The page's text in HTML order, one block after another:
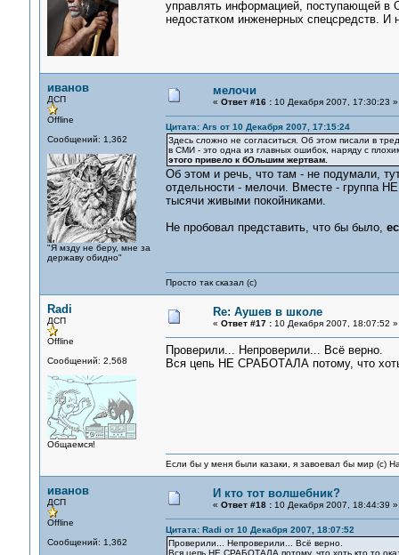
управлять информацией, поступающей в
недостатком инженерных спецсредств. И
иванов
ДСП
Offline
Сообщений: 1,362
"Я мзду не беру, мне за
державу обидно"
мелочи
« Ответ #16 :10 Декабря 2007, 17:30:23 »
Цитата: Ars от 10 Декабря 2007, 17:15:24
Здесь сложно не согласиться. Об этом писали в
в СМИ - это одна из главных ошибок, наряду с
этого привело к бОльшим жертвам.
Об этом и речь, что там - не подумали,
отдельности - мелочи. Вместе - группа
тысячи живыми покойниками.
Не пробовал представить, что бы было,
Просто так сказал (с)
Radi
ДСП
Offline
Сообщений: 2,568
Общаемся!
Re: Аушев в школе
« Ответ #17 :10 Декабря 2007, 18:07:52 »
Проверили... Непроверили... Всё верно.
Вся цепь НЕ СРАБОТАЛА потому, что
Если бы у меня были казаки, я завоевал бы мир (с)
иванов
ДСП
Offline
Сообщений: 1,362
И кто тот волшебник?
« Ответ #18 :10 Декабря 2007, 18:44:39 »
Цитата: Radi от 10 Декабря 2007, 18:07:52
Проверили... Непроверили... Всё верно.
Вся цепь НЕ СРАБОТАЛА потому, что хоть кто то